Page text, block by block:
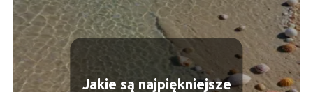
Jakie są najpiękniejsze